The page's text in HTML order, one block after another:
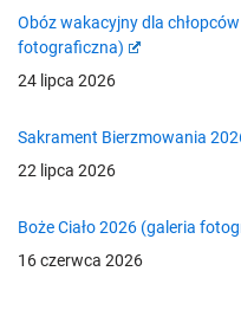
Obóz wakacyjny dla
fotograficzna)
24 lipca 2026
Sakrament Bierzmowania
22 lipca 2026
Boże Ciało 2026 (galeria
16 czerwca 2026